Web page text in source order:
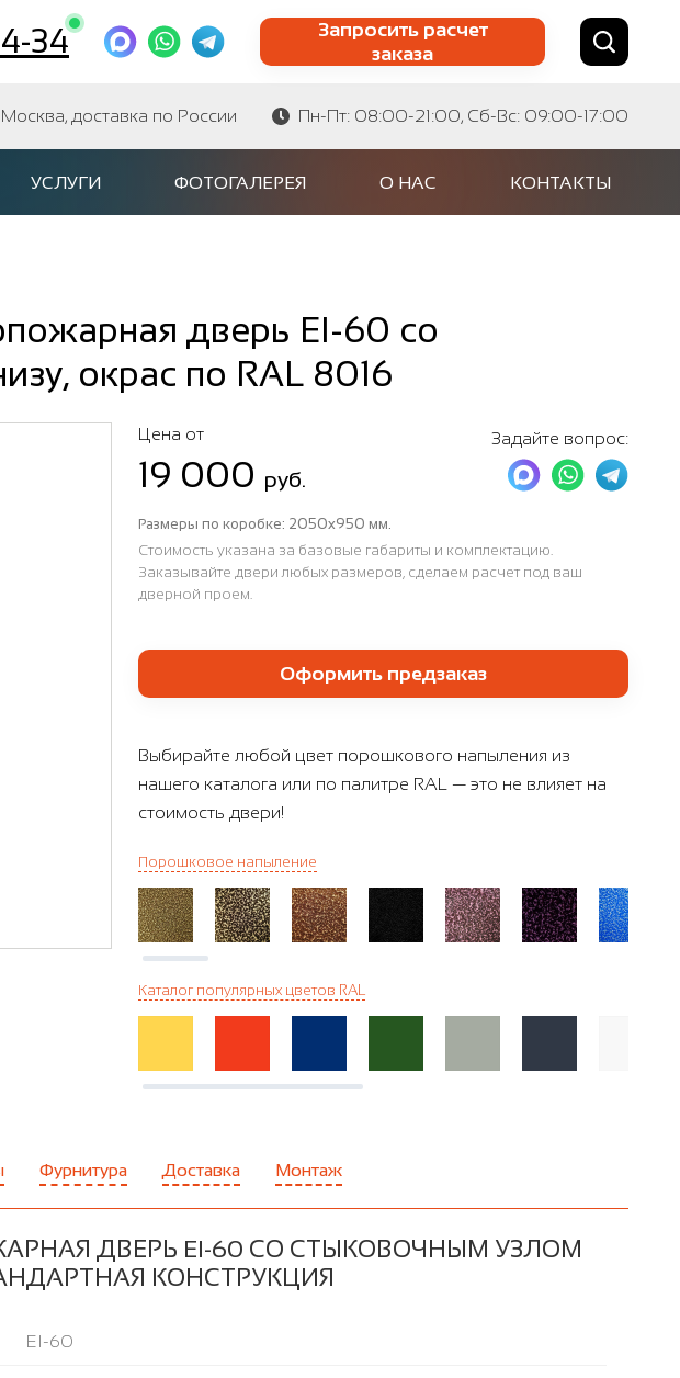
34
Запросить расчет
заказа
Найти по сайту Найти по артикулу
Москва, доставка по России Пн-Пт: 08:00-21:00, Сб-Вс: 09:00-17:00
УСЛУГИ ФОТОГАЛЕРЕЯ О НАС КОНТАКТЫ
дверь EI-60 со
окрас по RAL 8016
Цена от
19 000 руб.
Задайте вопрос:
Размеры по коробке: 2050x950 мм.
Стоимость указана за базовые габариты и комплектацию.
Заказывайте двери любых размеров, сделаем расчет под ваш
дверной проем.
Оформить предзаказ
Выбирайте любой цвет порошкового напыления из
нашего каталога или по палитре RAL — это не влияет на
стоимость двери!
Порошковое напыление
Каталог популярных цветов RAL
Фурнитура Доставка Монтаж
ДВЕРЬ EI-60 СО СТЫКОВОЧНЫМ УЗЛОМ
КОНСТРУКЦИЯ
EI-60